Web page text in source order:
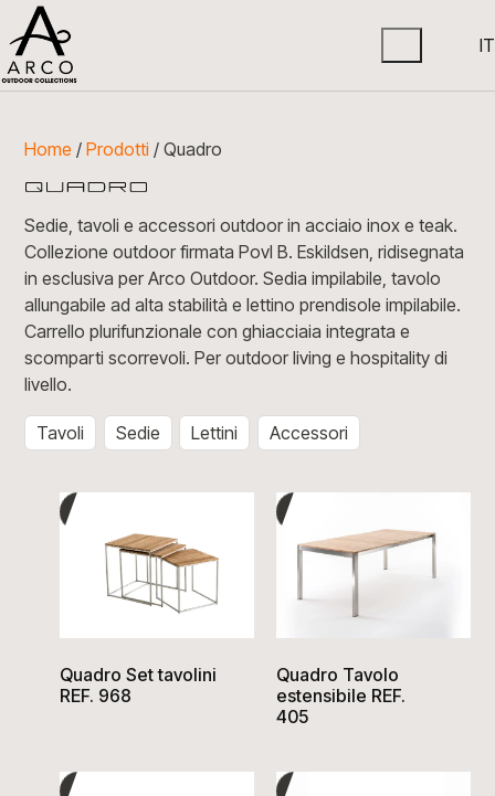
IT
Home /Prodotti / Quadro
Sedie, tavoli e accessori outdoor in acciaio inox e teak.
Collezione outdoor firmata Povl B. Eskildsen, ridisegnata
in esclusiva per Arco Outdoor. Sedia impilabile, tavolo
allungabile ad alta stabilità e lettino prendisole impilabile.
Carrello plurifunzionale con ghiacciaia integrata e
scomparti scorrevoli. Per outdoor living e hospitality di
livello.
Tavoli Sedie Lettini Accessori
Quadro Set tavolini
REF. 968
Quadro Tavolo
estensibile REF.
405